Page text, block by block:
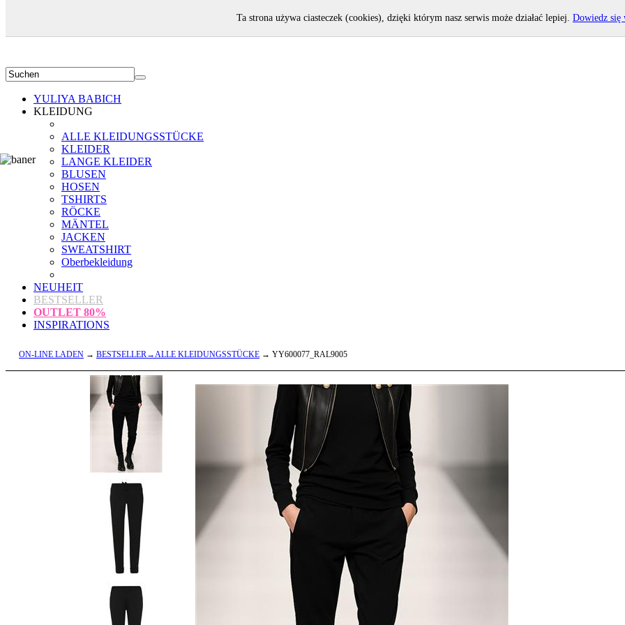
YULIYA BABICH
KLEIDUNG
ALLE KLEIDUNGSSTÜCKE
KLEIDER
LANGE KLEIDER
BLUSEN
HOSEN
TSHIRTS
RÖCKE
MÄNTEL
JACKEN
SWEATSHIRT
Oberbekleidung
NEUHEIT
BESTSELLER
OUTLET 80%
INSPIRATIONS
ON-LINE LADEN → BESTSELLER→ALLE KLEIDUNGSSTÜCKE → YY600077_RAL9005
Ta strona używa ciasteczek (cookies), dzięki którym nasz serwis może działać lepiej. Dowiedz się